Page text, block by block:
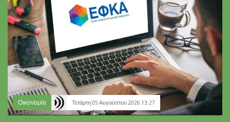
Οικονομία Τετάρτη 05 Αυγούστου 2026 13:27